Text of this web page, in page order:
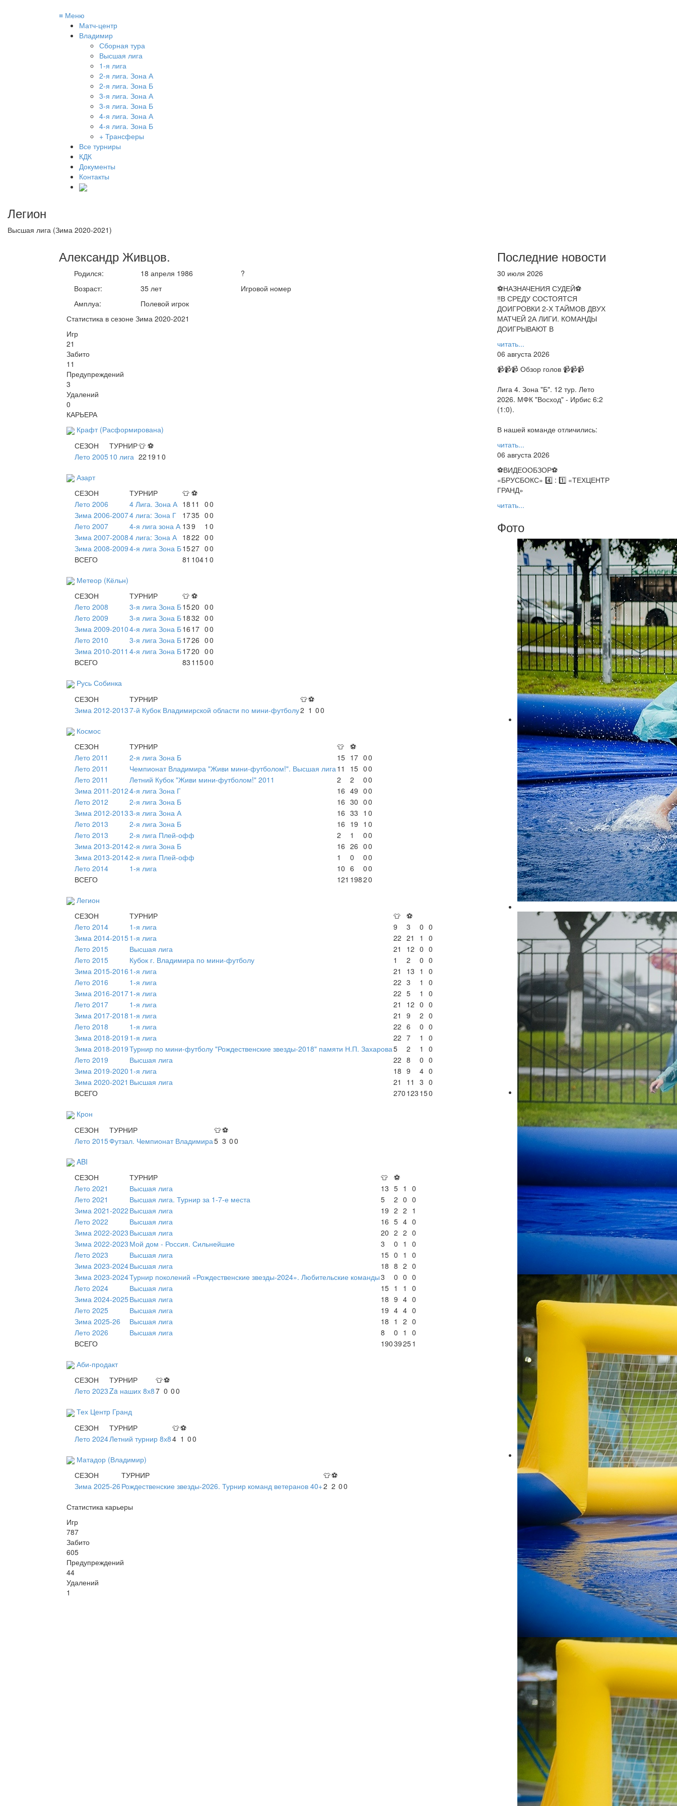
≡ Меню
Матч-центр
Владимир
Сборная тура
Высшая лига
1-я лига
2-я лига. Зона А
2-я лига. Зона Б
3-я лига. Зона А
3-я лига. Зона Б
4-я лига. Зона А
4-я лига. Зона Б
+ Трансферы
Все турниры
КДК
Документы
Контакты
Легион
Высшая лига (Зима 2020-2021)
Александр Живцов.
Родился:
Возраст:
Амплуа:
18 апреля 1986
35 лет
Полевой игрок
?
Игровой номер
Статистика в сезоне Зима 2020-2021
Игр
21
Забито
11
Предупреждений
3
Удалений
0
КАРЬЕРА
Крафт (Расформирована)
СЕЗОН
ТУРНИР👕 ⚽
Лето 200510 лига 22 19 1 0
Азарт
СЕЗОН
ТУРНИР 👕 ⚽
Лето 2006
4 Лига. Зона А 18 11 00
Зима 2006-20074 лига: Зона Г 1735 00
Лето 2007
4-я лига зона А 139 1 0
Зима 2007-20084 лига: Зона А 1822 00
Зима 2008-20094-я лига Зона Б1527 00
ВСЕГО
81 1041 0
Метеор (Кёльн)
СЕЗОН
ТУРНИР 👕 ⚽
Лето 2008
3-я лига Зона Б1520 00
Лето 2009
3-я лига Зона Б1832 00
Зима 2009-20104-я лига Зона Б16 17 00
Лето 2010
3-я лига Зона Б1726 00
Зима 2010-2011 4-я лига Зона Б1720 00
ВСЕГО
83 11500
Русь Собинка
СЕЗОН
ТУРНИР 👕⚽
Зима 2012-20137-й Кубок Владимирской области по мини-футболу2 1 00
Космос
СЕЗОН
ТУРНИР 👕 ⚽
Лето 2011
2-я лига Зона Б 15 17 00
Лето 2011
Чемпионат Владимира "Живи мини-футболом!". Высшая лига 11 15 00
Лето 2011
Летний Кубок "Живи мини-футболом!" 2011 2 2 00
Зима 2011-20124-я лига Зона Г 16 49 00
Лето 2012
2-я лига Зона Б 16 30 00
Зима 2012-20133-я лига Зона А 16 33 1 0
Лето 2013
2-я лига Зона Б 16 19 1 0
Лето 2013
2-я лига Плей-офф 2 1 00
Зима 2013-20142-я лига Зона Б 16 26 00
Зима 2013-20142-я лига Плей-офф 1 0 00
Лето 2014
1-я лига 10 6 00
ВСЕГО
121 19820
Легион
СЕЗОН
ТУРНИР 👕 ⚽
Лето 2014
1-я лига 9 3 0 0
Зима 2014-20151-я лига 22 21 1
0
Лето 2015
Высшая лига 21 12 0 0
Лето 2015
Кубок г. Владимира по мини-футболу 1 2 0 0
Зима 2015-2016 1-я лига 21 13 1
0
Лето 2016
1-я лига 22 3 1
0
Зима 2016-20171-я лига 22 5 1
0
Лето 2017
1-я лига 21 12 0 0
Зима 2017-2018 1-я лига 21 9 2 0
Лето 2018
1-я лига 22 6 0 0
Зима 2018-2019 1-я лига 22 7 1
0
Зима 2018-2019Турнир по мини-футболу "Рождественские звезды-2018" памяти Н.П. Захарова5 2 1
0
Лето 2019
Высшая лига 22 8 0 0
Зима 2019-2020 1-я лига 18 9 4 0
Зима 2020-2021 Высшая лига 21 11 3 0
ВСЕГО
270 123 150
Крон
СЕЗОН
ТУРНИР 👕⚽
Лето 2015Футзал. Чемпионат Владимира5 3 00
ABI
СЕЗОН
ТУРНИР 👕 ⚽
Лето 2021
Высшая лига 13 5 1
0
Лето 2021
Высшая лига. Турнир за 1-7-е места 5 2 0 0
Зима 2021-2022 Высшая лига 19 2 2 1
Лето 2022
Высшая лига 16 5 4 0
Зима 2022-2023 Высшая лига 20 2 2 0
Зима 2022-2023 Мой дом - Россия. Сильнейшие 3 0 1
0
Лето 2023
Высшая лига 15 0 1
0
Зима 2023-2024Высшая лига 18 8 2 0
Зима 2023-2024Турнир поколений «Рождественские звезды-2024». Любительские команды3 0 0 0
Лето 2024
Высшая лига 15 1 1
0
Зима 2024-2025Высшая лига 18 9 4 0
Лето 2025
Высшая лига 19 4 4 0
Зима 2025-26
Высшая лига 18 1 2 0
Лето 2026
Высшая лига 8 0 1
0
ВСЕГО
19039251
Аби-продакт
СЕЗОН
ТУРНИР 👕⚽
Лето 2023Za наших 8х87 0 00
Тех Центр Гранд
СЕЗОН
ТУРНИР 👕⚽
Лето 2024Летний турнир 8х84 1 00
Матадор (Владимир)
СЕЗОН
ТУРНИР 👕⚽
Зима 2025-26 Рождественские звезды-2026. Турнир команд ветеранов 40+2 2 00
Статистика карьеры
Игр
787
Забито
605
Предупреждений
44
Удалений
1
Последние новости
30 июля 2026
⚽НАЗНАЧЕНИЯ СУДЕЙ⚽
‼В СРЕДУ СОСТОЯТСЯ
ДОИГРОВКИ 2-Х ТАЙМОВ ДВУХ
МАТЧЕЙ 2А ЛИГИ. КОМАНДЫ
ДОИГРЫВАЮТ В
читать...
06 августа 2026
📹📹📹 Обзор голов 📹📹📹
Лига 4. Зона "Б". 12 тур. Лето
2026. МФК "Восход" - Ирбис 6:2
(1:0).
В нашей команде отличились:
читать...
06 августа 2026
⚽️ВИДЕООБЗОР⚽️
«БРУСБОКС» 4️⃣ : 1️⃣ «ТЕХЦЕНТР
ГРАНД»
читать...
Фото